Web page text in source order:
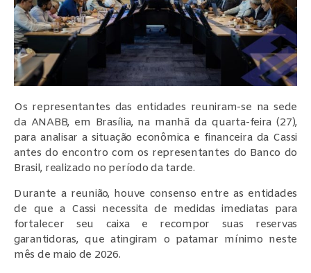
Os representantes das entidades reuniram-se na sede
da ANABB, em Brasília, na manhã da quarta-feira (27),
para analisar a situação econômica e financeira da Cassi
antes do encontro com os representantes do Banco do
Brasil, realizado no período da tarde.
Durante a reunião, houve consenso entre as entidades
de que a Cassi necessita de medidas imediatas para
fortalecer seu caixa e recompor suas reservas
garantidoras, que atingiram o patamar mínimo neste
mês de maio de 2026.